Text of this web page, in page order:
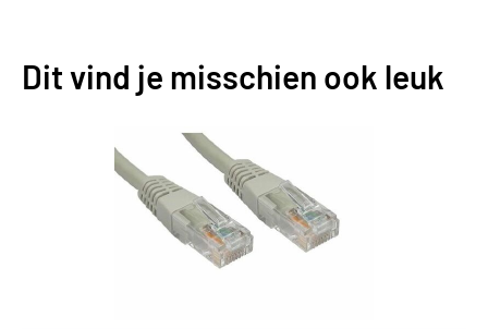
Dit vind je misschien ook leuk